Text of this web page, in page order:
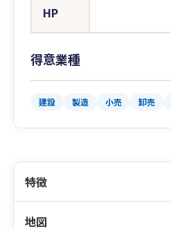
HP
得意業種
建設 製造 小売 卸売
特徴
地図